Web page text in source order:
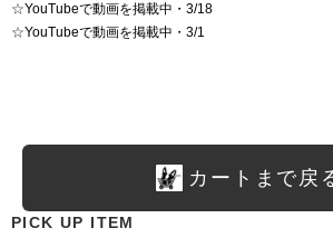
☆YouTubeで動画を掲載中・3/18
☆YouTubeで動画を掲載中・3/1
カートまで戻
PICK UP ITEM